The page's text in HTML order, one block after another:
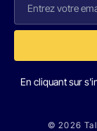
En cliquant sur
© 2026